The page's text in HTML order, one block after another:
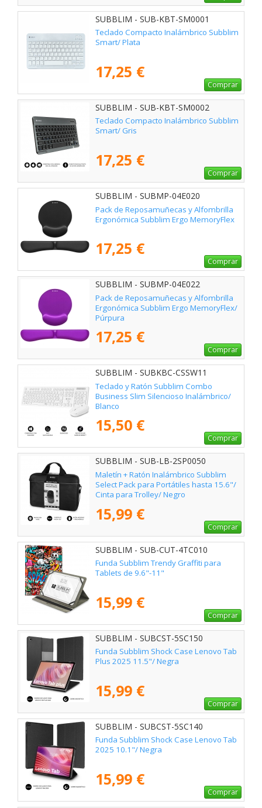
SUBBLIM - SUB-KBT-SM0001
Teclado Compacto Inalámbrico Subblim
Smart/ Plata
17,25 €
Comprar
SUBBLIM - SUB-KBT-SM0002
Teclado Compacto Inalámbrico Subblim
Smart/ Gris
17,25 €
Comprar
SUBBLIM - SUBMP-04E020
Pack de Reposamuñecas y Alfombrilla
Ergonómica Subblim Ergo MemoryFlex
17,25 €
Comprar
SUBBLIM - SUBMP-04E022
Pack de Reposamuñecas y Alfombrilla
Ergonómica Subblim Ergo MemoryFlex/
Púrpura
17,25 €
Comprar
SUBBLIM - SUBKBC-CSSW11
Teclado y Ratón Subblim Combo
Business Slim Silencioso Inalámbrico/
Blanco
15,50 €
Comprar
SUBBLIM - SUB-LB-2SP0050
Maletín + Ratón Inalámbrico Subblim
Select Pack para Portátiles hasta 15.6"/
Cinta para Trolley/ Negro
15,99 €
Comprar
SUBBLIM - SUB-CUT-4TC010
Funda Subblim Trendy Graffiti para
Tablets de 9.6"-11"
15,99 €
Comprar
SUBBLIM - SUBCST-5SC150
Funda Subblim Shock Case Lenovo Tab
Plus 2025 11.5"/ Negra
15,99 €
Comprar
SUBBLIM - SUBCST-5SC140
Funda Subblim Shock Case Lenovo Tab
2025 10.1"/ Negra
15,99 €
Comprar